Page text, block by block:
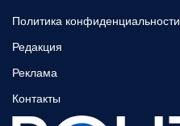
Политика конфиденциальности
Редакция
Реклама
Контакты